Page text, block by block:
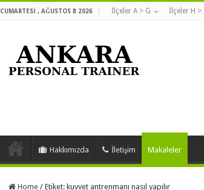
CUMARTESI , AĞUSTOS 8 2026 İlçeler A > G İlçeler H >
Hakkımızda İletişim Makaleler
Home / Etiket: kuvvet antrenmanı nasıl yapılır